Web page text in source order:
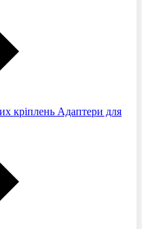
Адаптери для